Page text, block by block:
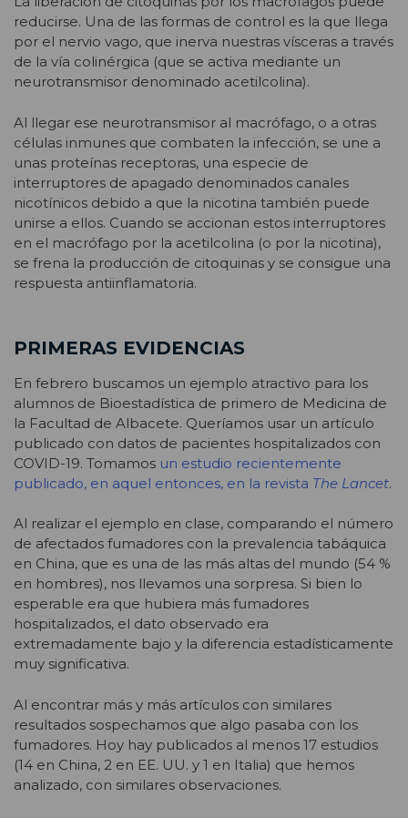
reducirse. Una de las formas de control es la que llega
por el nervio vago, que inerva nuestras vísceras a través
de la vía colinérgica (que se activa mediante un
neurotransmisor denominado acetilcolina).
Al llegar ese neurotransmisor al macrófago, o a otras
células inmunes que combaten la infección, se une a
unas proteínas receptoras, una especie de
interruptores de apagado denominados canales
nicotínicos debido a que la nicotina también puede
unirse a ellos. Cuando se accionan estos interruptores
en el macrófago por la acetilcolina (o por la nicotina),
se frena la producción de citoquinas y se consigue una
respuesta antiinflamatoria.
PRIMERAS EVIDENCIAS
En febrero buscamos un ejemplo atractivo para los
alumnos de Bioestadística de primero de Medicina de
la Facultad de Albacete. Queríamos usar un artículo
publicado con datos de pacientes hospitalizados con
COVID-19. Tomamos un estudio recientemente
publicado, en aquel entonces, en la revista The Lancet.
Al realizar el ejemplo en clase, comparando el número
de afectados fumadores con la prevalencia tabáquica
en China, que es una de las más altas del mundo (54 %
en hombres), nos llevamos una sorpresa. Si bien lo
esperable era que hubiera más fumadores
hospitalizados, el dato observado era
extremadamente bajo y la diferencia estadísticamente
muy significativa.
Al encontrar más y más artículos con similares
resultados sospechamos que algo pasaba con los
fumadores. Hoy hay publicados al menos 17 estudios
(14 en China, 2 en EE. UU. y 1 en Italia) que hemos
analizado, con similares observaciones.